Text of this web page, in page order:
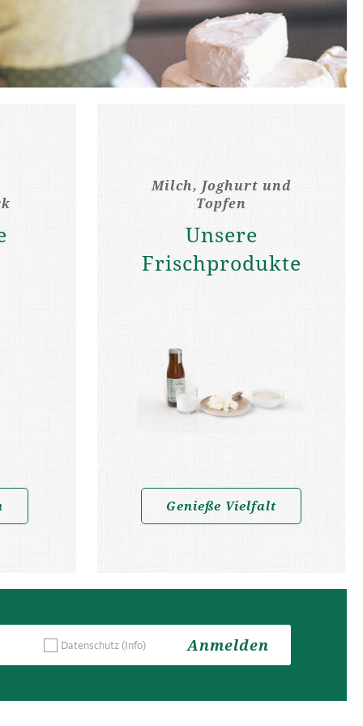
Milch, Joghurt und
Topfen
Unsere
Frischprodukte
Genieße Vielfalt
Datenschutz (Info) Anmelden